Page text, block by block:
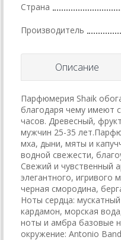
Страна
Производитель
Описание
Парфюмерия Shaik
благодаря чему имеют
часов. Древесный,
мужчин 25-35
мха, дыни, мяты и
водной свежести,
Cвежий и чувственный
элегантного, игривого
черная смородина,
Ноты сердца:
кардамон, морская
ноты и амбра базовые
окружение: Antonio